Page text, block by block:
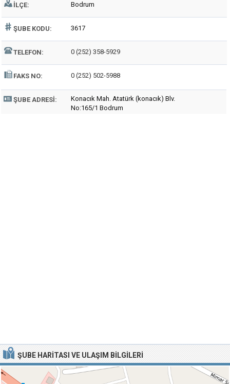
İLÇE: Bodrum
ŞUBE KODU: 3617
TELEFON: 0 (252) 358-5929
FAKS NO: 0 (252) 502-5988
ŞUBE ADRESI:
Konacık Mah. Atatürk (konacık) Blv.
No:165/1 Bodrum
ŞUBE HARITASI VE ULAŞIM BILGILERI